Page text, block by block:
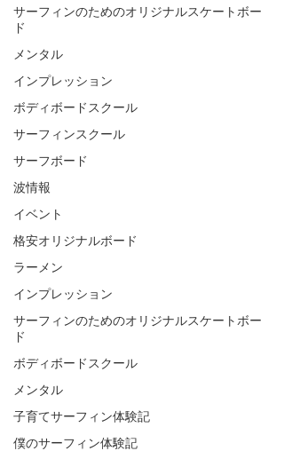
サーフィンのためのオリジナルスケートボー
ド
メンタル
インプレッション
ボディボードスクール
サーフィンスクール
サーフボード
波情報
イベント
格安オリジナルボード
ラーメン
インプレッション
サーフィンのためのオリジナルスケートボー
ド
ボディボードスクール
メンタル
子育てサーフィン体験記
僕のサーフィン体験記